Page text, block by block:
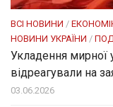
ВСІ НОВИНИ /
НОВИНИ УКРАЇНИ /
Укладення мирної
відреагували на
03.06.2026